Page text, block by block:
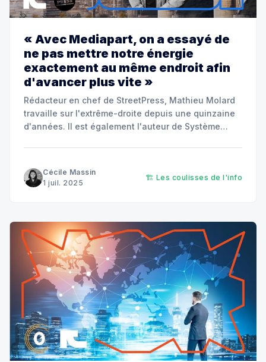
« Avec Mediapart, on a essayé de
ne pas mettre notre énergie
exactement au même endroit afin
d'avancer plus vite »
Rédacteur en chef de StreetPress, Mathieu Molard
travaille sur l'extrême-droite depuis une quinzaine
d'années. Il est également l'auteur de Système
Cécile Massin
1 juil. 2025
🏗️ Les coulisses de l'info